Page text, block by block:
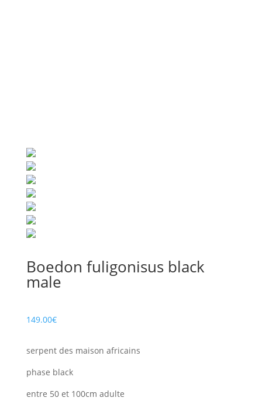
Boedon fuligonisus black
male
149.00€
serpent des maison africains
phase black
entre 50 et 100cm adulte